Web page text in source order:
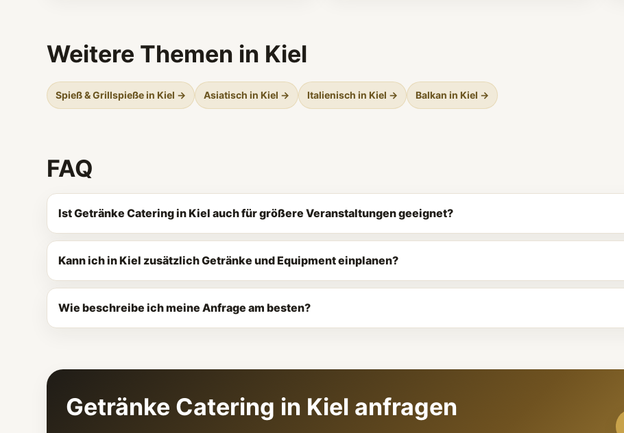
Weitere Themen in Kiel
Spieß & Grillspieße in Kiel → Asiatisch in Kiel → Italienisch in Kiel → Balkan in Kiel →
FAQ
Ist Getränke Catering in Kiel auch für größere Veranstaltungen geeignet?
Kann ich in Kiel zusätzlich Getränke und Equipment einplanen?
Wie beschreibe ich meine Anfrage am besten?
Getränke Catering in Kiel anfragen